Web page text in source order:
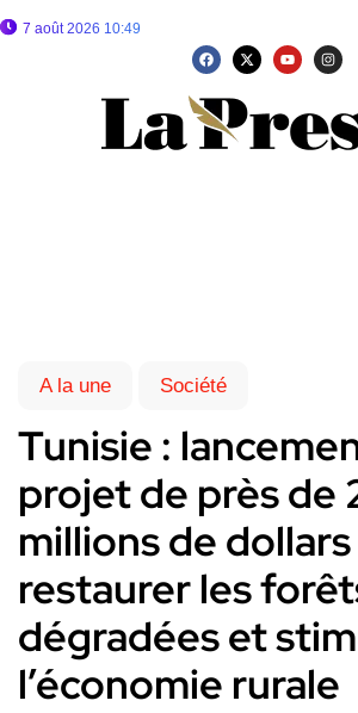
7 août 2026 10:49
A la une Société
Tunisie :
projet de près de
millions de
restaurer les
dégradées et
l’économie rurale